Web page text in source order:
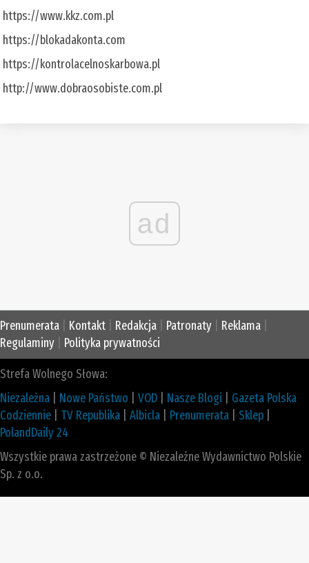
https://www.kkz.com.pl
https://blokadakonta.com
https://kontrolacelnoskarbowa.pl
http://www.dobraosobiste.com.pl
ad
Prenumerata Kontakt Redakcja Patronaty Reklama
Regulaminy
Polityka prywatności
Strefa Wolnego Słowa:
Niezależna
Nowe Państwo VOD Nasze Blogi
Gazeta Polska
Codziennie
TV Republika Albicla Prenumerata Sklep
PolandDaily 24
Wszystkie prawa zastrzeżone © Niezależne Wydawnictwo Polskie
Sp. z o.o.